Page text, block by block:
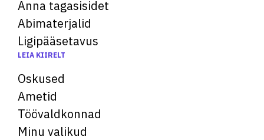
Anna tagasisidet
Abimaterjalid
Ligipääsetavus
LEIA KIIRELT
Oskused
Ametid
Töövaldkonnad
Minu valikud